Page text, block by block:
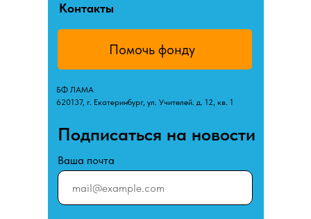
Подписаться на новости
БФ ЛАМА
620137, г. Екатеринбург, ул. Учителей. д. 12, кв. 1
Ваша почта
Помочь фонду
Контакты